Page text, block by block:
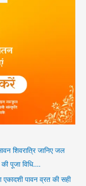
शिवरात्रि जानिए जल
पूजा विधि….
पावन व्रत की सही